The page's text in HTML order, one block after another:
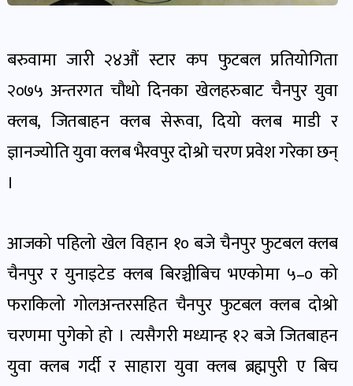
पर्यटन
खबर
पोष्ट
बिपद-
पोष्ट
बरुवामा जारी २४औं स्टार कप फुटबल प्रतियोगिता
२०७५ अन्तरगत चौथो दिनका खेलहरुबाट चैनपुर युवा
क्लब, जितबाहन क्लब सेरूवा, दियो क्लब माडी र
ज्ञानज्योति युवा क्लब भैरवपुर दाेश्राे चरण प्रवेश गरेका छन्
।
आजको पहिलो खेल विहान १० बजे चैनपुर फुटबल क्लब
चैनपुर र युनाइटेड क्लब बिरञ्चीबिच भएकोमा ५–० को
फराकिलो गोलअन्तरसहित चैनपुर फुटबल क्लब दोश्रो
चरणमा पुगेको हाे । त्यसैगरी मध्यान्ह १२ बजे जितबाहन
युवा क्लब गर्दी र साहारा युवा क्लब ब्रह्मपुरी ए बिच